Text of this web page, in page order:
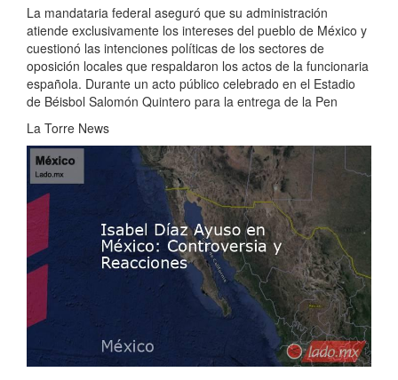
La mandataria federal aseguró que su administración
atiende exclusivamente los intereses del pueblo de México y
cuestionó las intenciones políticas de los sectores de
oposición locales que respaldaron los actos de la funcionaria
española. Durante un acto público celebrado en el Estadio
de Béisbol Salomón Quintero para la entrega de la Pen
La Torre News